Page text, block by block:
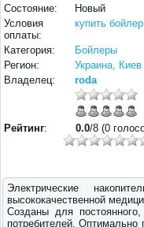
Состояние:
Новый
Условия
оплаты:
купить
Категория:
Бойлеры
Регион:
Украина,
Владелец:
roda
Рейтинг: 0.0/8 (0
Электрические
высококачественной
Созданы для постоянного,
потребителей. Оптимально